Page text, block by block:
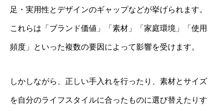
足・実用性とデザインのギャップなどが挙げられます。
これらは「ブランド価値」「素材」「家庭環境」「使用
頻度」といった複数の要因によって影響を受けます。
しかしながら、正しい手入れを行ったり、素材とサイズ
を自分のライフスタイルに合ったものに選び替えたりす